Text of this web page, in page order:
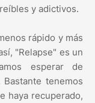
y adictivos.
rápido y más
"Relapse" es un
esperar de
tenemos
haya recuperado,